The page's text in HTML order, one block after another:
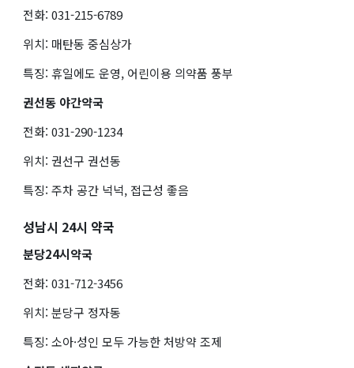
전화: 031-215-6789
위치: 매탄동 중심상가
특징: 휴일에도 운영, 어린이용 의약품 풍부
권선동 야간약국
전화: 031-290-1234
위치: 권선구 권선동
특징: 주차 공간 넉넉, 접근성 좋음
성남시 24시 약국
분당24시약국
전화: 031-712-3456
위치: 분당구 정자동
특징: 소아·성인 모두 가능한 처방약 조제